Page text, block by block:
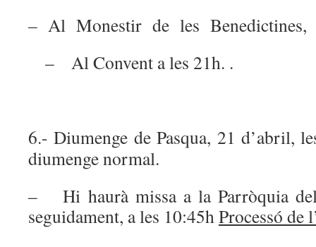
– Al Monestir de les
– Al Convent a les 21h. .
6.- Diumenge de Pasqua, 21 d’abril,
diumenge normal.
– Hi haurà missa a la Parròquia
seguidament, a les 10:45hProcessó de